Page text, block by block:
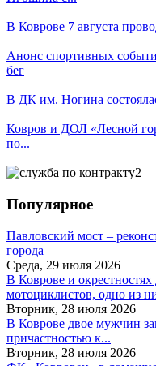
В Коврове 7 августа
Анонс спортивных
бег
В ДК им. Ногина
Ковров и ДОЛ «Лесной
по...
Популярное
Павловский мост –
города
Среда, 29 июля 2026
В Коврове и
мотоциклистов, одно из
Вторник, 28 июля 2026
В Коврове двое мужчин
причастностью к...
Вторник, 28 июля 2026